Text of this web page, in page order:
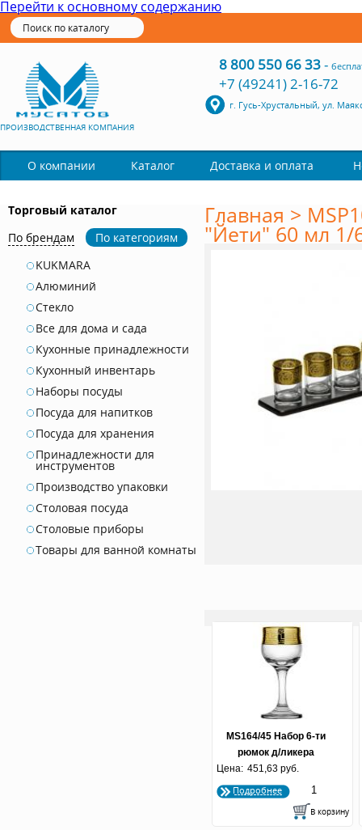
Перейти к основному содержанию
ПРОИЗВОДСТВЕННАЯ КОМПАНИЯ
8 800 550 66 33-
+7 (49241) 2-16-72
г. Гусь-Хрустальный, ул.
О компании Каталог Доставка и оплата
Торговый каталог
По брендам
По категориям
KUKMARA
Алюминий
Стекло
Все для дома и сада
Кухонные принадлежности
Кухонный инвентарь
Наборы посуды
Посуда для напитков
Посуда для хранения
Принадлежности для
инструментов
Производство упаковки
Столовая посуда
Столовые приборы
Товары для ванной комнаты
Главная >
"Йети" 60 мл 1/
MS164/45 Набор 6-ти
рюмок д/ликера
"Олимп" 60 мл 1/8
Цена: 451,63 руб.
Подробнее